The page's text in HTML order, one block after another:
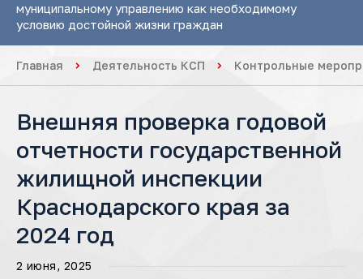
муниципальному управлению как необходимому
условию достойной жизни граждан
Главная Деятельность КСП Контрольные
Внешняя проверка годовой
отчетности государственной
жилищной инспекции
Краснодарского края за
2024 год
2 июня, 2025